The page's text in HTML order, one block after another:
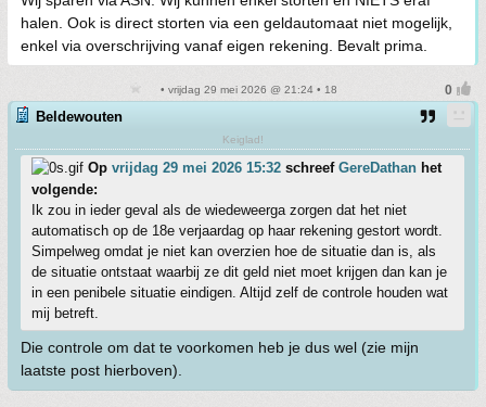
halen. Ook is direct storten via een geldautomaat niet mogelijk,
enkel via overschrijving vanaf eigen rekening. Bevalt prima.
• vrijdag 29 mei 2026 @ 21:24 • 18
Beldewouten
Keiglad!
Op vrijdag 29 mei 2026 15:32 schreef GereDathan het
volgende:
Ik zou in ieder geval als de wiedeweerga zorgen dat het niet
automatisch op de 18e verjaardag op haar rekening gestort wordt.
Simpelweg omdat je niet kan overzien hoe de situatie dan is, als
de situatie ontstaat waarbij ze dit geld niet moet krijgen dan kan je
in een penibele situatie eindigen. Altijd zelf de controle houden wat
mij betreft.
Die controle om dat te voorkomen heb je dus wel (zie mijn
laatste post hierboven).